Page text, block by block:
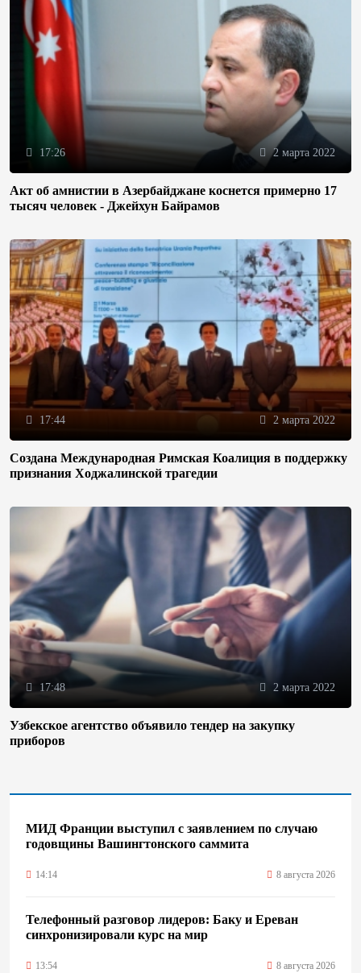
17:26 2 марта 2022
Акт об амнистии в Азербайджане коснется примерно 17
тысяч человек - Джейхун Байрамов
17:44 2 марта 2022
Создана Международная Римская Коалиция в поддержку
признания Ходжалинской трагедии
17:48 2 марта 2022
Узбекское агентство объявило тендер на закупку
приборов
МИД Франции выступил с заявлением по случаю
годовщины Вашингтонского саммита
14:14 8 августа 2026
Телефонный разговор лидеров: Баку и Ереван
синхронизировали курс на мир
13:54 8 августа 2026